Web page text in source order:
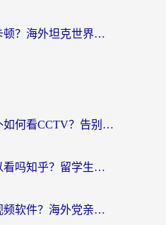
海外玩坦克世界总卡顿？海外坦克世界加速器有哪些？实测好用的选择在这里
海外党亲测：在海外如何看CCTV？告别“仅限大陆播放”的实用指南
央视影音在海外可以看吗知乎？留学生亲测：3步解决地域限制+追剧自由
在国外怎么看咪咕视频软件？海外党亲测有效的回国加速方案